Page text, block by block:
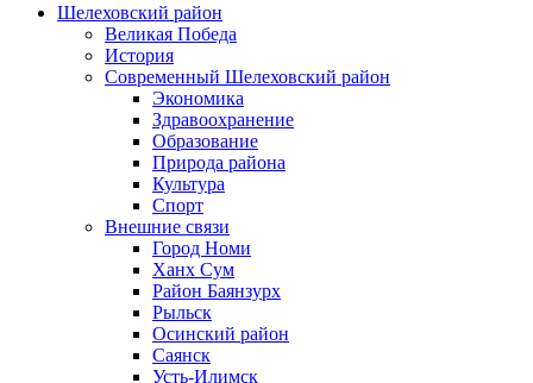
Шелеховский район
Великая Победа
История
Современный Шелеховский район
Экономика
Здравоохранение
Образование
Природа района
Культура
Спорт
Внешние связи
Город Номи
Ханх Сум
Район Баянзурх
Рыльск
Осинский район
Саянск
Усть-Илимск